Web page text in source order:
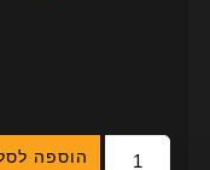
הוספה